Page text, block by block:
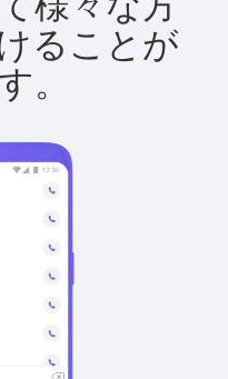
ることが
。